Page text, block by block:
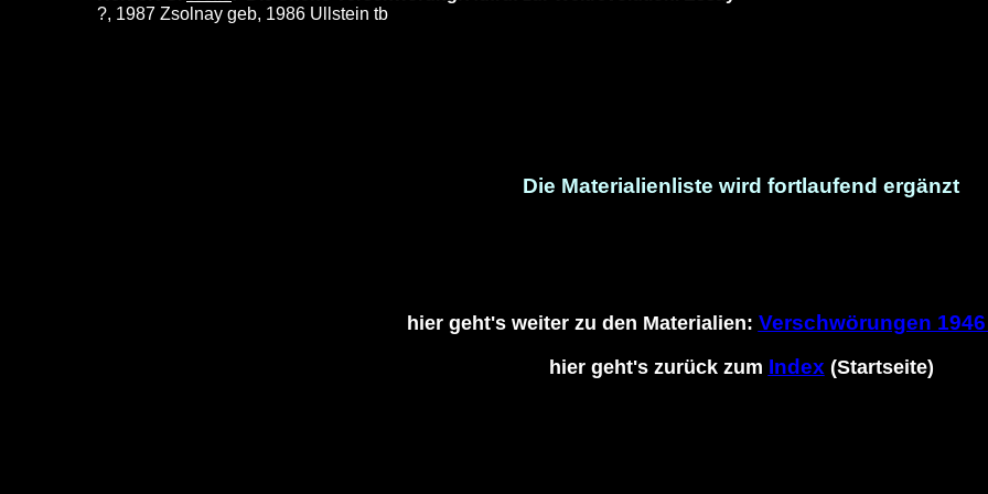
?, 1987 Zsolnay geb, 1986 Ullstein tb
Die Materialienliste wird fortlaufend ergänzt
hier geht's weiter zu den Materialien: Verschwörungen
hier geht's zurück zum Index (Startseite)